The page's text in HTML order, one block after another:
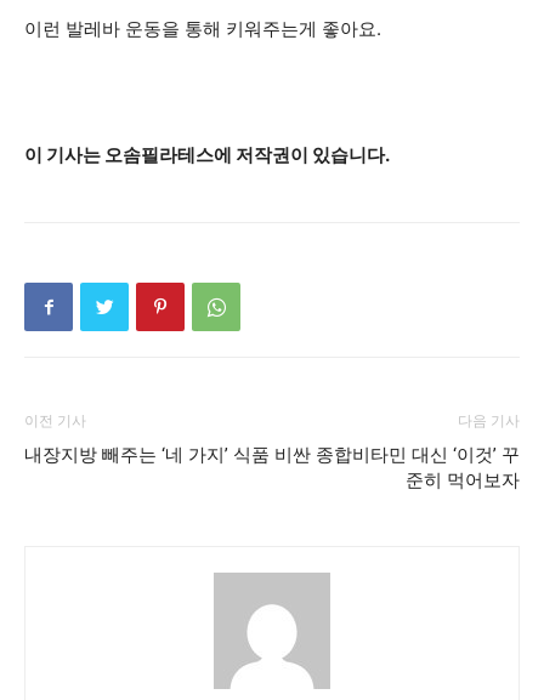
이런 발레바 운동을 통해 키워주는게 좋아요.
​이 기사는 오솜필라테스에 저작권이 있습니다.
이전 기사
내장지방 빼주는 ‘네 가지’ 식품
다음 기사
비싼 종합비타민 대신 ‘이것’ 꾸
준히 먹어보자